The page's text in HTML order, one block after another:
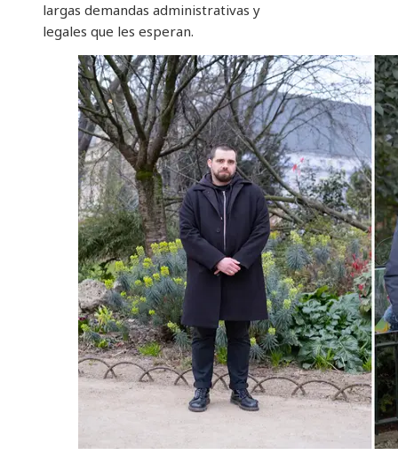
largas demandas administrativas y
legales que les esperan.